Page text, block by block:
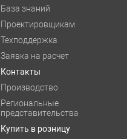
База знаний
Проектировщикам
Техподдержка
Заявка на расчет
Контакты
Производство
Региональные
представительства
Купить в розницу